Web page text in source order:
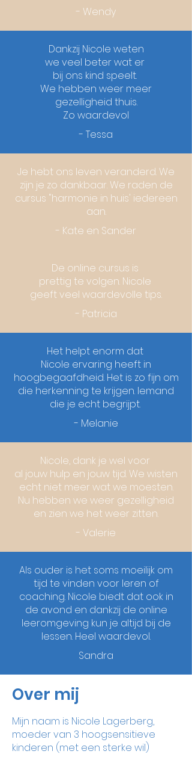
- Wendy
Dankzij Nicole weten
we veel beter wat er
bij ons kind speelt.
We hebben weer meer
gezelligheid thuis.
Zo waardevol
- Tessa
Je hebt ons leven veranderd. We
zijn je zo dankbaar. We raden de
cursus "harmonie in huis' iedereen
aan.
- Kate en Sander
De online cursus is
prettig te volgen. Nicole
geeft veel waardevolle tips.
- Patricia
Het helpt enorm dat
Nicole ervaring heeft in
hoogbegaafdheid. Het is zo fijn om
die herkenning te krijgen. Iemand
die je echt begrijpt.
- Melanie
Nicole, dank je wel voor
al jouw hulp en jouw tijd. We wisten
echt niet meer wat we moesten.
Nu hebben we weer gezelligheid
en zien we het weer zitten.
- Valerie
Als ouder is het soms moeilijk om
tijd te vinden voor leren of
coaching. Nicole biedt dat ook in
de avond en dankzij de online
leeromgeving kun je altijd bij de
lessen. Heel waardevol.
Sandra
Over mij
Mijn naam is Nicole Lagerberg,
moeder van 3 hoogsensitieve
kinderen (met een sterke wil)